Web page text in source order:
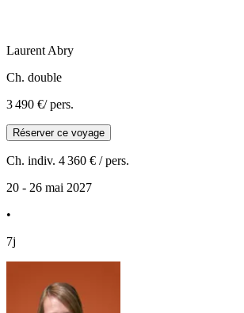
Laurent Abry
Ch. double
3 490 €/ pers.
Réserver ce voyage
Ch. indiv. 4 360 € / pers.
20 - 26 mai 2027
•
7j